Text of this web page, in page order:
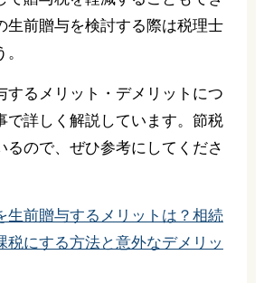
生前贈与を検討する際は税理士
するメリット・デメリットにつ
で詳しく解説しています。節税
るので、ぜひ参考にしてくださ
生前贈与するメリットは？相続
税にする方法と意外なデメリッ